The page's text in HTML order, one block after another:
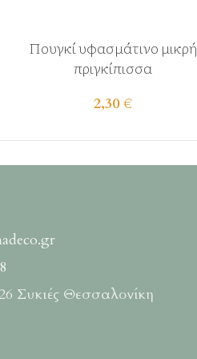
Πουγκί υφασμάτινο μικρή
πριγκίπισσα
2,30€
Συκιές Θεσσαλονίκη